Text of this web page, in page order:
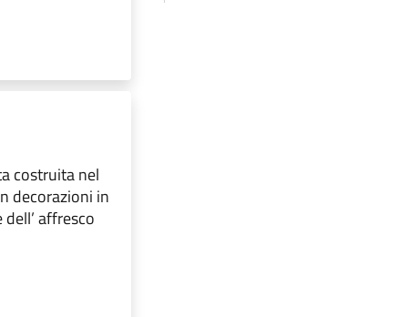
costruita nel
decorazioni in
affresco